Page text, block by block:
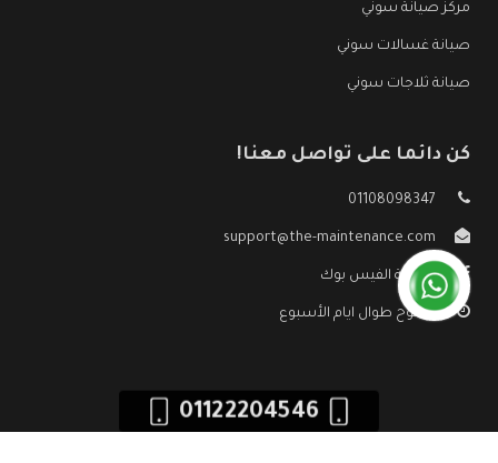
مركز صيانة سوني
صيانة غسالات سوني
صيانة ثلاجات سوني
كن دائما على تواصل معنا!
01108098347
support@the-maintenance.com
صفحة الفيس بوك
مفتوح طوال ايام الأسبوع
01122204546